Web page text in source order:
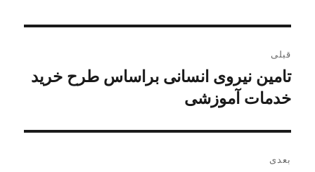
نوشته
قبلی
نوشته
قبلی:
تامین نیروی انسانی براساس طرح خرید
خدمات آموزشی
بعدی